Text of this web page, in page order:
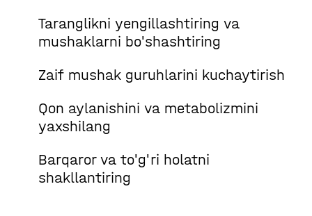
Taranglikni yengillashtiring va
mushaklarni bo'shashtiring
Zaif mushak guruhlarini kuchaytirish
Qon aylanishini va metabolizmini
yaxshilang
Barqaror va to'g'ri holatni
shakllantiring